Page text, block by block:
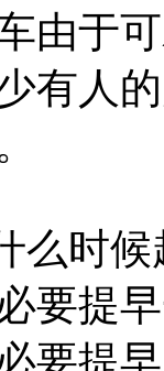
由于
有人
么时
要提
要提